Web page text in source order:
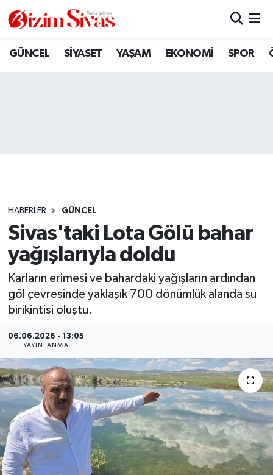
GÜNCEL SİYASET YAŞAM EKONOMİ SPOR
HABERLER GÜNCEL
Sivas'taki Lota Gölü bahar
yağışlarıyla doldu
Karların erimesi ve bahardaki yağışların ardından
göl çevresinde yaklaşık 700 dönümlük alanda su
birikintisi oluştu.
06.06.2026 - 13:05
YAYINLANMA
ARAMIZDAN AYRILANLAR
GÜNCEL
KÜLTÜR
MAGAZİN
RESMİ İLANLAR
SAĞLIK
SİYASET
SOSYAL YARDIMLAR
Sivas Nöbetçi Eczaneler
Son Dakika Haberleri
Haber Arşivi